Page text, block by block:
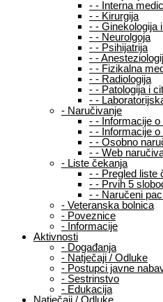
- - Interna
- - Kirurgija
- - Ginekologija
- - Neurolgoja
- - Psihijatrija
- -
- - Fizikalna
- - Radiologija
- - Patologija i
- -
- Naručivanje
- - Informacije
- - Informacije
- - Osobno
- - Web
- Liste čekanja
- - Pregled liste
- - Prvih 5
- - Naručeni
- Veteranska bolnica
- Poveznice
- Informacije
Aktivnosti
- Događanja
- Natječaji / Odluke
- Postupci javne
- Sestrinstvo
- Edukacija
Natječaji / Odluke